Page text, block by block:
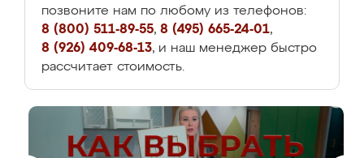
позвоните нам по любому из телефонов:
8 (800) 511-89-55, 8 (495) 665-24-01,
8 (926) 409-68-13, и наш менеджер быстро
рассчитает стоимость.